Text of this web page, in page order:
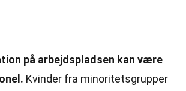
på arbejdspladsen kan være
Kvinder fra minoritetsgrupper